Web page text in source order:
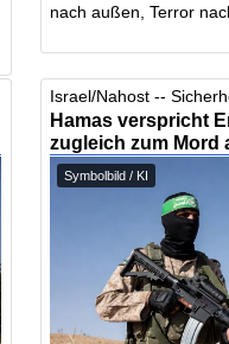
nach außen, Terror
Israel/Nahost --
Hamas verspricht
zugleich zum Mord
Symbolbild / KI